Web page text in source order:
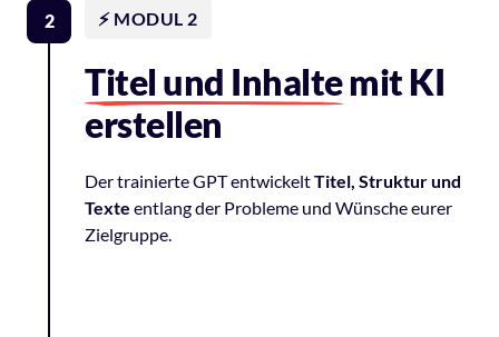
2 ⚡️ MODUL 2
Titel und Inhalte mit KI
erstellen
Der trainierte GPT entwickelt Titel, Struktur
Texte entlang der Probleme und Wünsche
Zielgruppe.